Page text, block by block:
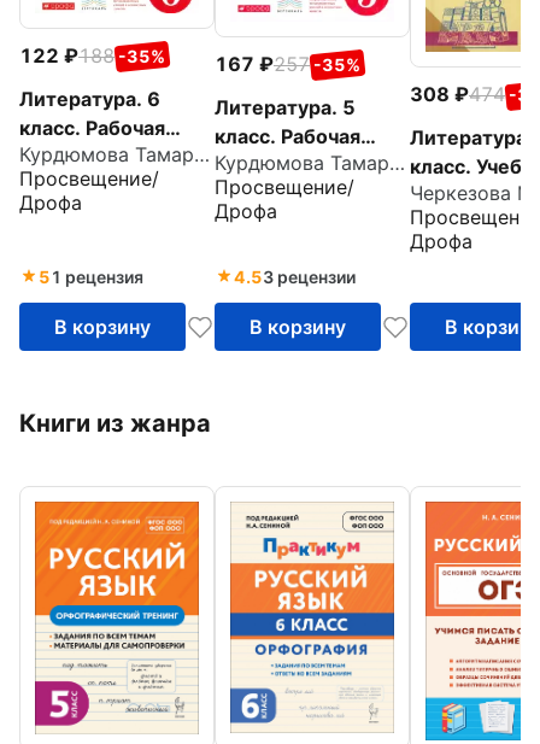
122 188 -35%
Литература. 6
класс. Рабочая
тетрадь. В 2-х
частях. Часть 2.
ФГОС
Курдюмова Тамара Федоровна
Просвещение/
Дрофа
51 рецензия
В корзину
167 257 -35%
Литература. 5
класс. Рабочая
тетрадь. В 2-х
частях. Часть 2.
ФГОС
Курдюмова Тамара Федоровна
Просвещение/
Дрофа
4.53 рецензии
В корзину
308 474 -
Литература.
класс.
Часть 2
Дрофа
В корзину
Книги из жанра